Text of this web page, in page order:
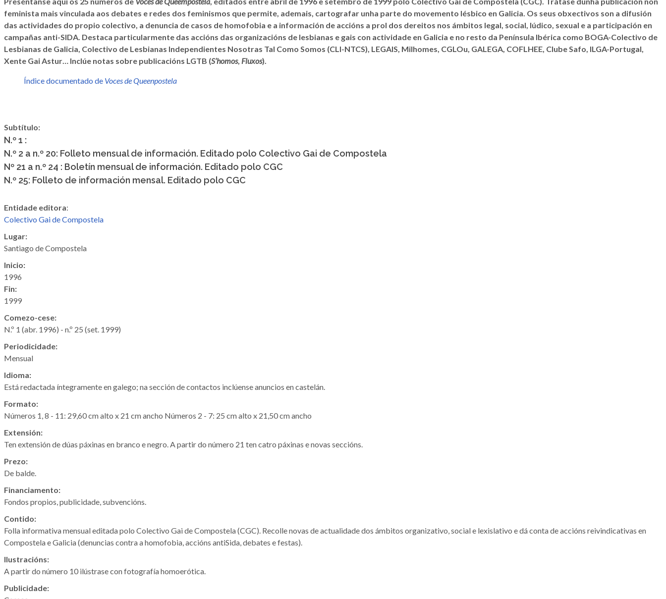
feminista mais vinculada aos debates e redes dos feminismos que permite, ademais, cartografar unha parte do movemento lésbico en Galicia. Os seus obxectivos son a difusión
das actividades do propio colectivo, a denuncia de casos de homofobia e a información de accións a prol dos dereitos nos ámbitos legal, social, lúdico, sexual e a participación en
campañas anti-SIDA. Destaca particularmente das accións das organizacións de lesbianas e gais con actividade en Galicia e no resto da Península Ibérica como BOGA-Colectivo de
Lesbianas de Galicia, Colectivo de Lesbianas Independientes Nosotras Tal Como Somos (CLI-NTCS), LEGAIS, Milhomes, CGLOu, GALEGA, COFLHEE, Clube Safo, ILGA-Portugal,
Xente Gai Astur… Inclúe notas sobre publicacións LGTB (S’homos, Fluxos).
Índice documentado de Voces de Queenpostela
Subtítulo:
N.º 1 :
N.º 2 a n.º 20: Folleto mensual de información. Editado polo Colectivo Gai de Compostela
Nº 21 a n.º 24 : Boletín mensual de información. Editado polo CGC
N.º 25: Folleto de información mensal. Editado polo CGC
Entidade editora:
Colectivo Gai de Compostela
Lugar:
Santiago de Compostela
Inicio:
1996
Fin:
1999
Comezo-cese:
N.º 1 (abr. 1996) - n.º 25 (set. 1999)
Periodicidade:
Mensual
Idioma:
Está redactada íntegramente en galego; na sección de contactos inclúense anuncios en castelán.
Formato:
Números 1, 8 - 11: 29,60 cm alto x 21 cm ancho Números 2 - 7: 25 cm alto x 21,50 cm ancho
Extensión:
Ten extensión de dúas páxinas en branco e negro. A partir do número 21 ten catro páxinas e novas seccións.
Prezo:
De balde.
Financiamento:
Fondos propios, publicidade, subvencións.
Contido:
Folla informativa mensual editada polo Colectivo Gai de Compostela (CGC). Recolle novas de actualidade dos ámbitos organizativo, social e lexislativo e dá conta de accións reivindicativas en
Compostela e Galicia (denuncias contra a homofobia, accións antiSida, debates e festas).
Ilustracións:
A partir do número 10 ilústrase con fotografía homoerótica.
Publicidade: